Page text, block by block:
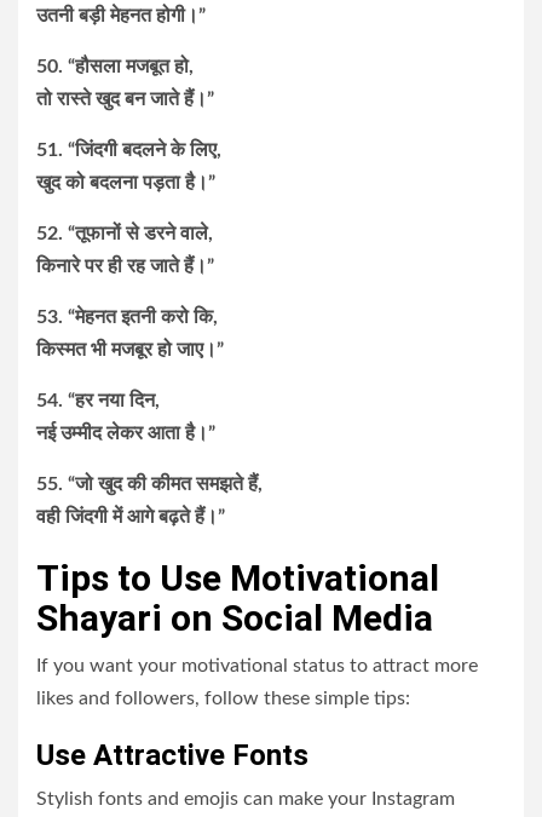
उतनी बड़ी मेहनत होगी।”
50. “हौसला मजबूत हो,
तो रास्ते खुद बन जाते हैं।”
51. “जिंदगी बदलने के लिए,
खुद को बदलना पड़ता है।”
52. “तूफानों से डरने वाले,
किनारे पर ही रह जाते हैं।”
53. “मेहनत इतनी करो कि,
किस्मत भी मजबूर हो जाए।”
54. “हर नया दिन,
नई उम्मीद लेकर आता है।”
55. “जो खुद की कीमत समझते हैं,
वही जिंदगी में आगे बढ़ते हैं।”
Tips to Use Motivational
Shayari on Social Media
If you want your motivational status to attract more
likes and followers, follow these simple tips:
Use Attractive Fonts
Stylish fonts and emojis can make your Instagram